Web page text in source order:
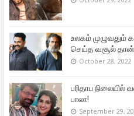
உலகம் முழுவதும்
செய்த வசூல்
October 28, 2022
பரிதாப
பாலா!
September 29,